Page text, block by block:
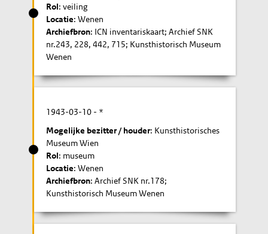
Rol: veiling
Locatie: Wenen
Archiefbron: ICN inventariskaart; Archief SNK
nr.243, 228, 442, 715; Kunsthistorisch Museum
Wenen
1943-03-10 - *
Mogelijke bezitter / houder: Kunsthistorisches
Museum Wien
Rol: museum
Locatie: Wenen
Archiefbron: Archief SNK nr.178;
Kunsthistorisch Museum Wenen